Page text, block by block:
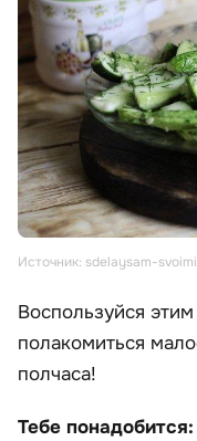
Источник: sdelaysam-
Воспользуйся
полакомиться
полчаса!
Тебе понадобится: